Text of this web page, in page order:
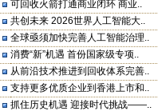
可回收火箭打通商业闭环 商业..
共创未来 2026世界人工智能大..
全球亟须加快完善人工智能治理..
消费“新”机遇 首份国家级专项..
从前沿技术推进到回收体系完善..
支持更多优质企业到香港上市和..
抓住历史机遇 迎接时代挑战——..